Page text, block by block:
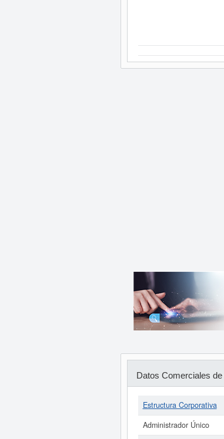
Datos Comerciales de
Estructura Corporativa
Administrador Único